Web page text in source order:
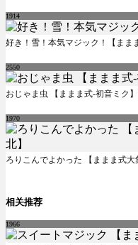
1914
好き！雪！本気マジック！【まま
2550
おじゃま虫 【ままま式-初音ミク】
1970
ろりこんでよかった 【ままま式大
相关推荐
1966